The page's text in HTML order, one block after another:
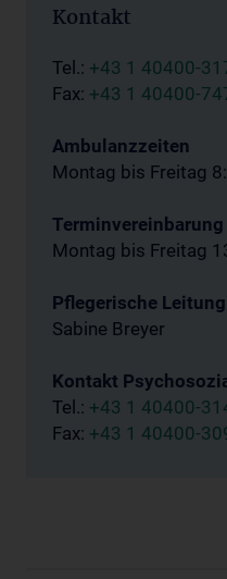
Kontakt
Tel.: +43 1 40400-
Fax: +43 1 40400-
Ambulanzzeiten
Montag bis Freitag
Terminvereinbarung
Montag bis Freitag
Pflegerische Leitung
Sabine Breyer
Kontakt
Tel.: +43 1 40400-
Fax: +43 1 40400-